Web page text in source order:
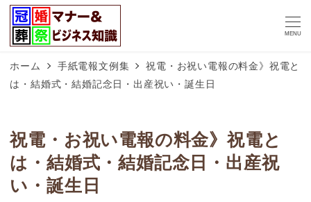
MENU
ホーム 手紙電報文例集
祝電・お祝い電報の料金》祝電と
は・結婚式・結婚記念日・出産祝い・誕生日
祝電・お祝い電報の料金》祝電と
は・結婚式・結婚記念日・出産祝
い・誕生日